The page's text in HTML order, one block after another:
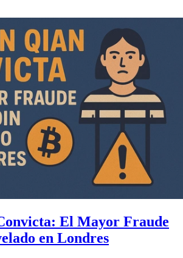
El Mayor Fraude
en Londres